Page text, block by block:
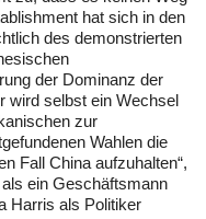
hat sich in den
des demonstrierten
der Dominanz der
wird selbst ein Wechsel
zur
Wahlen die
Fall China aufzuhalten“,
ein Geschäftsmann
Harris als Politiker